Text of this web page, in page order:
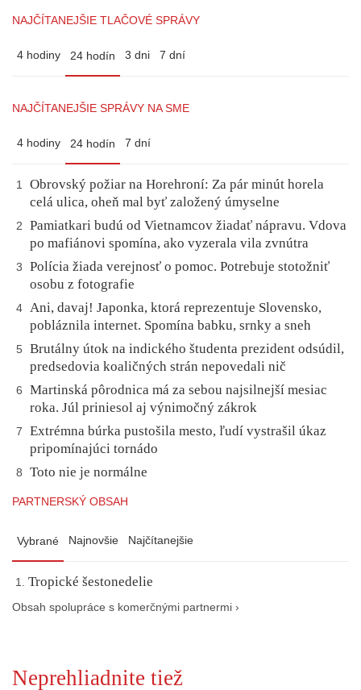
NAJČÍTANEJŠIE TLAČOVÉ SPRÁVY
4 hodiny 24 hodín 3 dni 7 dní
NAJČÍTANEJŠIE SPRÁVY NA SME
4 hodiny 24 hodín 7 dní
1
Obrovský požiar na Horehroní: Za pár minút horela
celá ulica, oheň mal byť založený úmyselne
2
Pamiatkari budú od Vietnamcov žiadať nápravu. Vdova
po mafiánovi spomína, ako vyzerala vila zvnútra
3
Polícia žiada verejnosť o pomoc. Potrebuje stotožniť
osobu z fotografie
4 Ani, davaj! Japonka, ktorá reprezentuje Slovensko,
pobláznila internet. Spomína babku, srnky a sneh
5
Brutálny útok na indického študenta prezident odsúdil,
predsedovia koaličných strán nepovedali nič
6
Martinská pôrodnica má za sebou najsilnejší mesiac
roka. Júl priniesol aj výnimočný zákrok
7
Extrémna búrka pustošila mesto, ľudí vystrašil úkaz
pripomínajúci tornádo
8 Toto nie je normálne
PARTNERSKÝ OBSAH
Vybrané Najnovšie Najčítanejšie
Tropické šestonedelie
Obsah spolupráce s komerčnými partnermi ›
Neprehliadnite tiež